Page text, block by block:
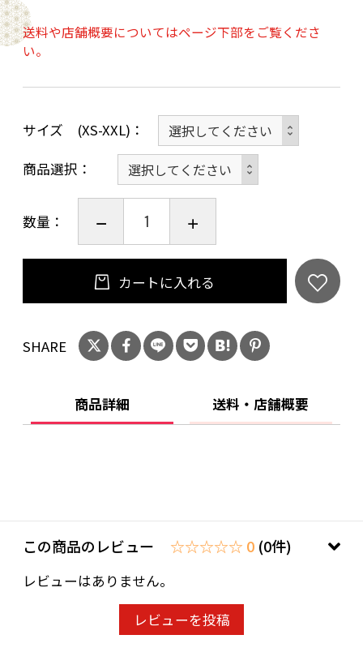
トとは？
AVVERA（アジェラ）の肌着に使っているのは、
100％の繊維を、極細の80番手に撚り、独自技術
で柔らかく弾力のあるスムースニットに織り上
げた特別な生地です。
なめらかで、サラッとした肌触り感で吸収性抜
群。肌も喜ぶ、家族全員が笑顔になれる安心な
素材です。この、着心地に特化した素材によ
り、ペットの地肌にもストレスのない肌着とな
裏側の縫い目を最低限に抑え、すべての縫い代
フリルは
・シンプルなドットのBタイプ
・アンティークなレースフリルのCタイプ
をお選びいただけます
送料や店舗概要についてはページ下部をご覧くださ
い。
サイズ (XS-XXL)
商品選択
数量：
カートに入れる
SHARE
商品詳細 送料・店舗概要
この商品のレビュー ☆☆☆☆☆ 0 (0件)
レビューはありません。
レビューを投稿